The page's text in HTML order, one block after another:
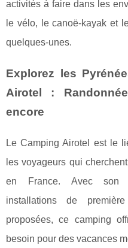
activités à faire dans les
le vélo, le canoë-kayak et
quelques-unes.
Explorez les
Airotel :
encore
Le Camping Airotel est le
les voyageurs qui
en France. Avec son
installations de
proposées, ce camping
besoin pour des vacances